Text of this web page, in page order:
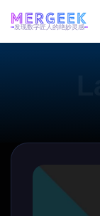
发现数字匠人的绝妙灵感